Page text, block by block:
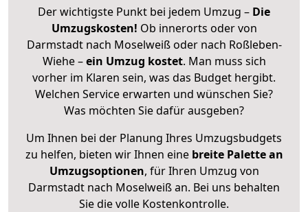
Der wichtigste Punkt bei jedem Umzug – Die
Umzugskosten! Ob innerorts oder von
Darmstadt nach Moselweiß oder nach Roßleben-
Wiehe –ein Umzug kostet. Man muss sich
vorher im Klaren sein, was das Budget hergibt.
Welchen Service erwarten und wünschen Sie?
Was möchten Sie dafür ausgeben?
Um Ihnen bei der Planung Ihres Umzugsbudgets
zu helfen, bieten wir Ihnen eine breite Palette an
Umzugsoptionen, für Ihren Umzug von
Darmstadt nach Moselweiß an. Bei uns behalten
Sie die volle Kostenkontrolle.